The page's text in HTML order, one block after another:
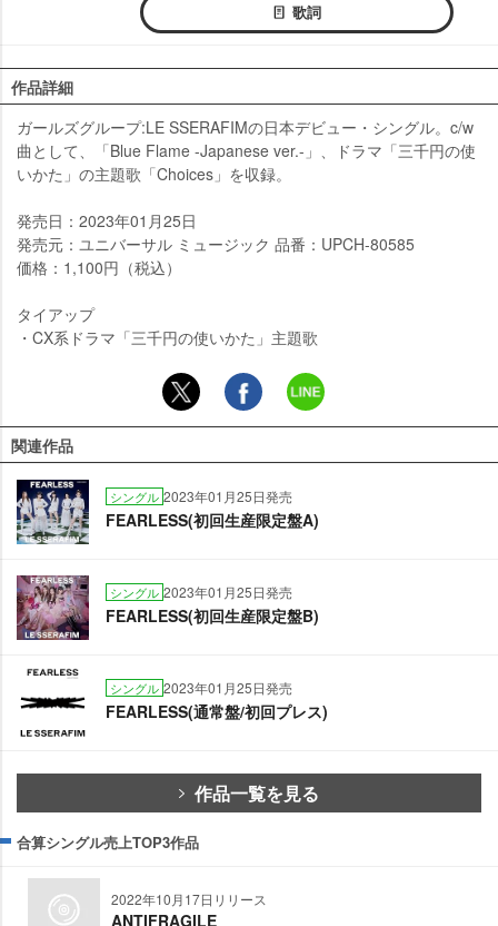
歌詞
作品詳細
ガールズグループ:LE SSERAFIMの日本デビュー・シングル。c/w
曲として、「Blue Flame -Japanese ver.-」、ドラマ「三千円の使
いかた」の主題歌「Choices」を収録。
発売日：2023年01月25日
発売元：ユニバーサル ミュージック 品番：UPCH-80585
価格：1,100円（税込）
タイアップ
・CX系ドラマ「三千円の使いかた」主題歌
関連作品
シングル 2023年01月25日発売
FEARLESS(初回生産限定盤A)
シングル 2023年01月25日発売
FEARLESS(初回生産限定盤B)
シングル 2023年01月25日発売
FEARLESS(通常盤/初回プレス)
作品一覧を見る
合算シングル売上TOP3作品
2022年10月17日リリース
ANTIFRAGILE